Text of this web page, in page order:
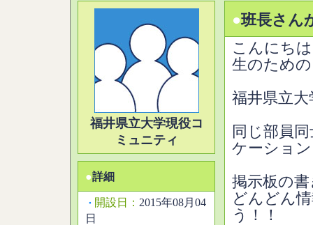
福井県立大学現役コ
ミュニティ
●詳細
・ 開設日： 2015年08月04
日
●班長さん
こんにち
生のため
福井県立
同じ部員
ケーショ
掲示板の
どんどん
う！！